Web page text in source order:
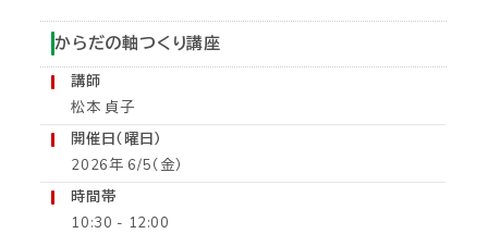
講座を探す
講師募集
懇話会
宮日めばえ教室
からだの軸つくり講座
講師
松本 貞子
開催日（曜日）
2026年 6/5（金）
時間帯
10:30 - 12:00